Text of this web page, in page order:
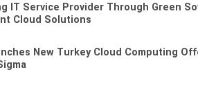
IT Service Provider Through Green
Cloud Solutions
New Turkey Cloud Computing